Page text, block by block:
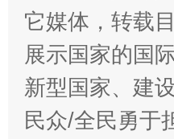
它媒体，转载
展示国家的国
新型国家、建
民众/全民勇于